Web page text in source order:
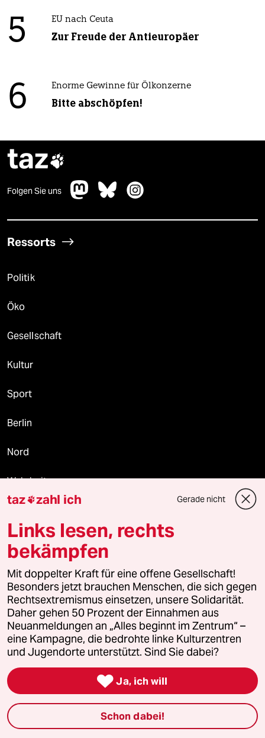
5 EU nach Ceuta
Zur Freude der Antieuropäer
6 Enorme Gewinne für Ölkonzerne
Bitte abschöpfen!
taz
Folgen Sie uns
Ressorts
Politik
Öko
Gesellschaft
Kultur
Sport
Berlin
Nord
Wahrheit
Themen
Krieg in der Ukraine
Hitze
Niedrigwasser
Waldbrände
Verlag
taz zahl ich Gerade nicht
Links lesen, rechts
bekämpfen
Mit doppelter Kraft für eine offene Gesellschaft!
Besonders jetzt brauchen Menschen, die sich gegen
Rechtsextremismus einsetzen, unsere Solidarität.
Daher gehen 50 Prozent der Einnahmen aus
Neuanmeldungen an „Alles beginnt im Zentrum“ –
eine Kampagne, die bedrohte linke Kulturzentren
und Jugendorte unterstützt. Sind Sie dabei?
 Ja, ich will
Schon dabei!